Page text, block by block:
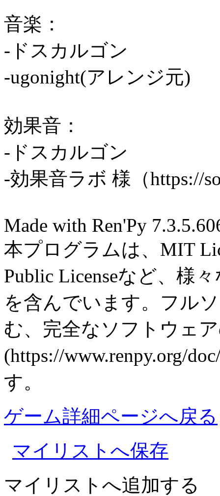
音楽：
-ドスカルゴン
-ugonight(アレンジ元)
効果音：
-ドスカルゴン
-効果音ラボ 様（https://
Made with Ren'Py
本プログラムは、MIT
Public Licenseなど、様
を含んでいます。フル
む、完全なソフトウェ
(https://www.renpy.org/
す。
ゲーム詳細ページへ戻る
マイリストへ保存
マイリストへ追加する